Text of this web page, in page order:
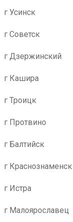
г Усинск
г Советск
г Дзержинский
г Кашира
г Троицк
г Протвино
г Балтийск
г Краснознаменск
г Истра
г Малоярославец